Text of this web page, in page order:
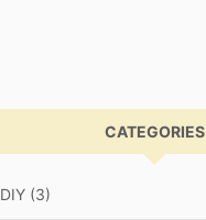
CATEGORIES
DIY (3)